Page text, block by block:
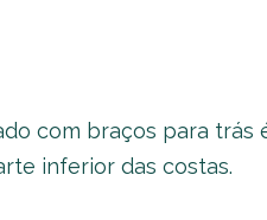
com braços para trás
inferior das costas.